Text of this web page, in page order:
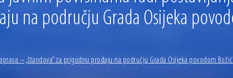
na području Grada Osijeka
– „štandova” za prigodnu prodaju na području Grada Osijeka povodom